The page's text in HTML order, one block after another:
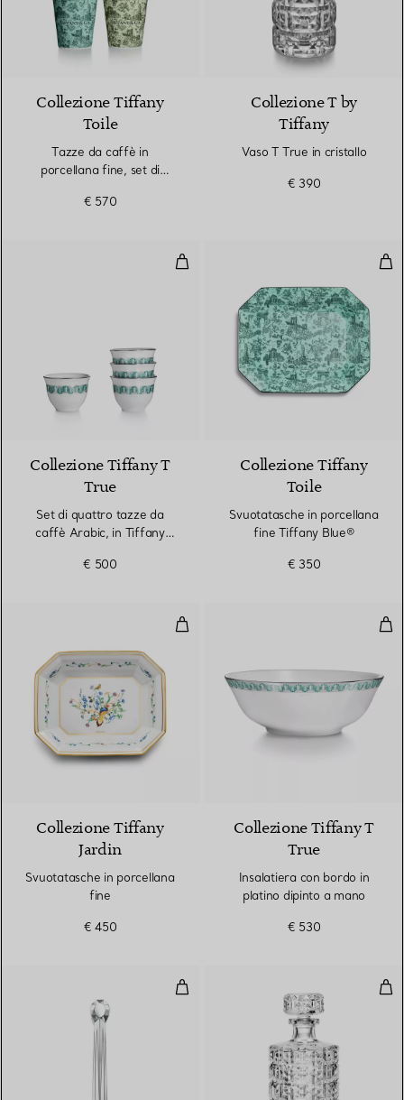
Collezione Tiffany
Toile
Tazze da caffè in
porcellana fine, set di
€ 570
Collezione T by
Tiffany
Vaso T True in cristallo
€ 390
Set di quattro tazze da caffè
Collezione Tiffany T
True
Set di quattro tazze da
caffè Arabic, in Tiffany
€ 500
Collezione Tiffany
Toile
Svuotatasche in porcellana
fine Tiffany Blue®
€ 350
Svuotatasche in porcellana fine
Collezione Tiffany
Jardin
Svuotatasche in porcellana
fine
€ 450
Collezione Tiffany T
True
Insalatiera con bordo in
platino dipinto a mano
€ 530
Pinze da ghiaccio in ottone